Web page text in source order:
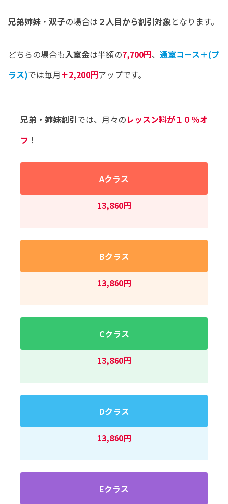
兄弟姉妹 ・ 双子の場合は ２人目から割引対象となります。
どちらの場合も入室金は半額の7,700円、 通室コース＋(プ
ラス)では毎月＋2,200円アップです。
兄弟・姉妹割引では、月々のレッスン料が１０％オ
フ ！
Aクラス
13,860円
Bクラス
13,860円
Cクラス
13,860円
Dクラス
13,860円
Eクラス